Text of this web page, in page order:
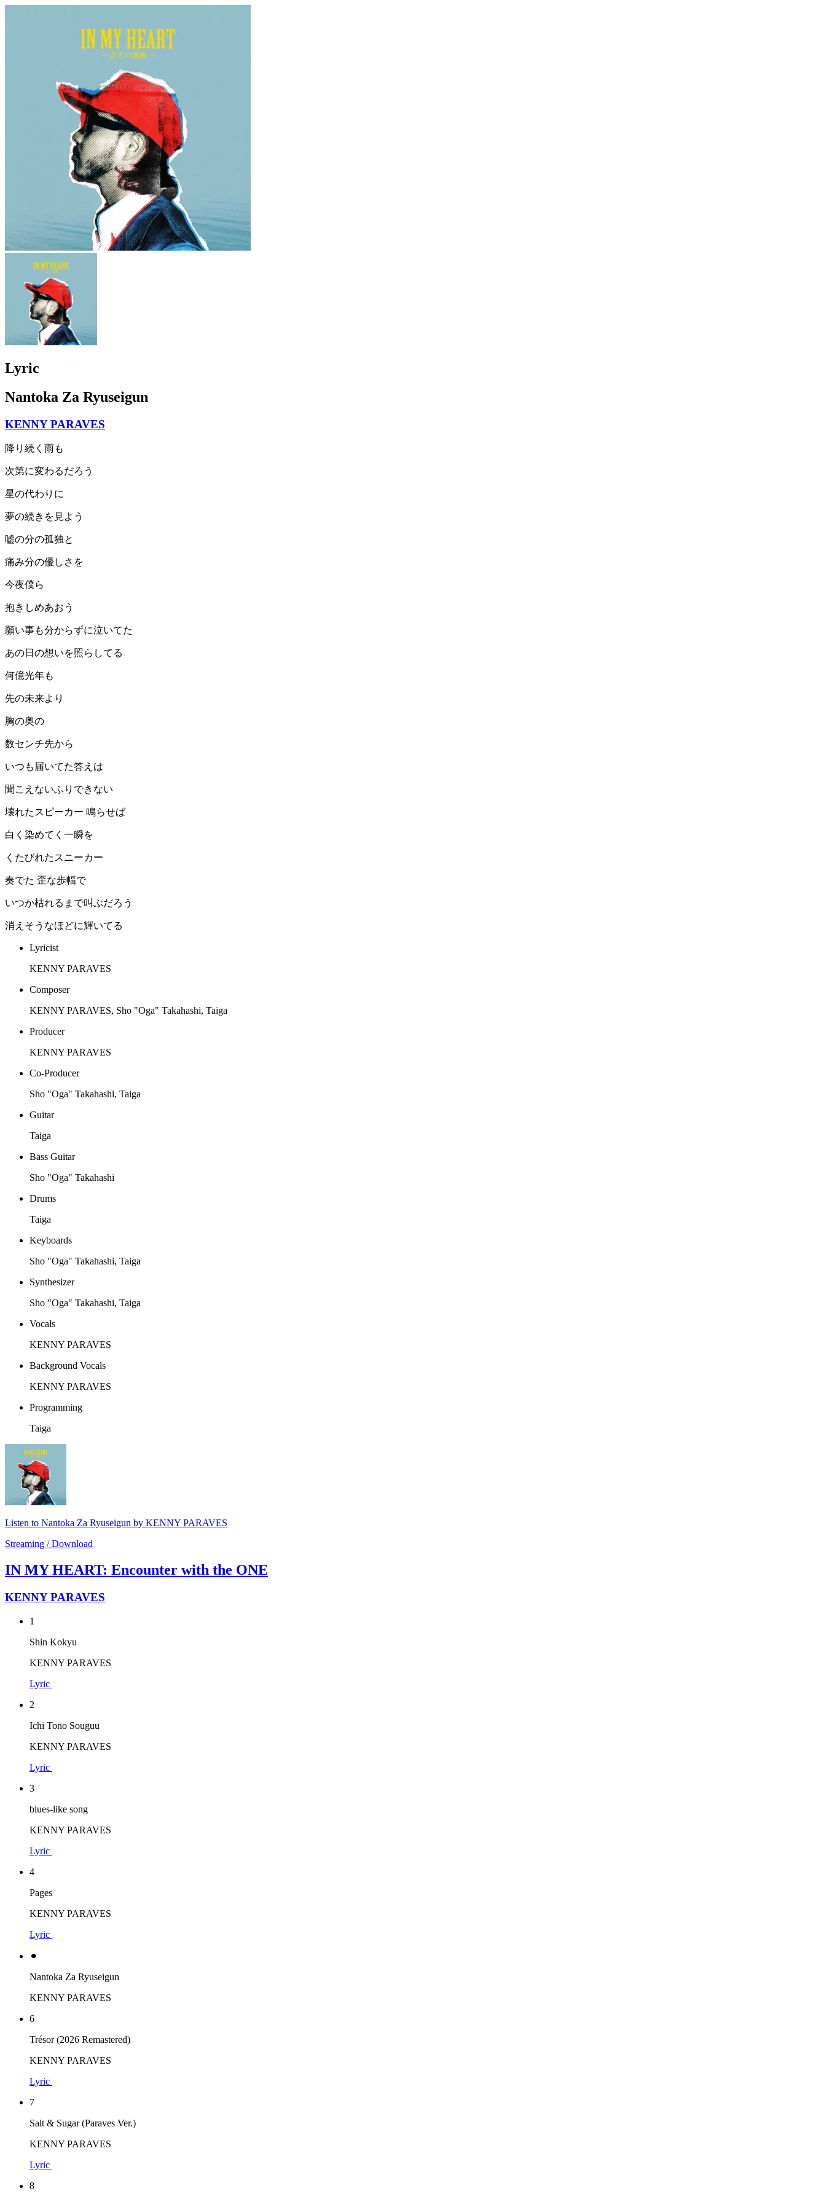
Lyric
Nantoka Za Ryuseigun
KENNY PARAVES
降り続く雨も
次第に変わるだろう
星の代わりに
夢の続きを見よう
嘘の分の孤独と
痛み分の優しさを
今夜僕ら
抱きしめあおう
願い事も分からずに泣いてた
あの日の想いを照らしてる
何億光年も
先の未来より
胸の奥の
数センチ先から
いつも届いてた答えは
聞こえないふりできない
壊れたスピーカー 鳴らせば
白く染めてく一瞬を
くたびれたスニーカー
奏でた 歪な歩幅で
いつか枯れるまで叫ぶだろう
消えそうなほどに輝いてる
Lyricist
KENNY PARAVES
Composer
KENNY PARAVES, Sho "Oga" Takahashi, Taiga
Producer
KENNY PARAVES
Co-Producer
Sho "Oga" Takahashi, Taiga
Guitar
Taiga
Bass Guitar
Sho "Oga" Takahashi
Drums
Taiga
Keyboards
Sho "Oga" Takahashi, Taiga
Synthesizer
Sho "Oga" Takahashi, Taiga
Vocals
KENNY PARAVES
Background Vocals
KENNY PARAVES
Programming
Taiga
Listen to Nantoka Za Ryuseigun by KENNY PARAVES
Streaming / Download
IN MY HEART: Encounter with the ONE
KENNY PARAVES
1
Shin Kokyu
KENNY PARAVES
Lyric
2
Ichi Tono Souguu
KENNY PARAVES
Lyric
3
blues-like song
KENNY PARAVES
Lyric
4
Pages
KENNY PARAVES
Lyric
⚫︎
Nantoka Za Ryuseigun
KENNY PARAVES
6
Trésor (2026 Remastered)
KENNY PARAVES
Lyric
7
Salt & Sugar (Paraves Ver.)
KENNY PARAVES
Lyric
8